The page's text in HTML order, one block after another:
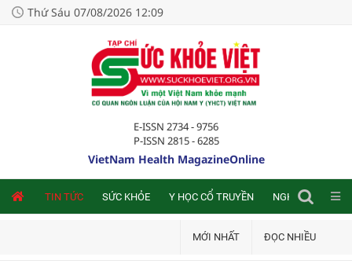
Thứ Sáu 07/08/2026 12:09
E-ISSN 2734 - 9756
P-ISSN 2815 - 6285
VietNam Health MagazineOnline
TIN TỨC SỨC KHỎE Y HỌC CỔ TRUYỀN NGHIÊN CỨU
MỚI NHẤT ĐỌC NHIỀU